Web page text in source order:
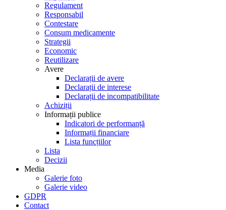
Regulament
Responsabil
Contestare
Consum medicamente
Strategii
Economic
Reutilizare
Avere
Declarații de avere
Declarații de interese
Declarații de incompatibilitate
Achiziții
Informații publice
Indicatori de performanță
Informații financiare
Lista funcțiilor
Lista
Decizii
Media
Galerie foto
Galerie video
GDPR
Contact